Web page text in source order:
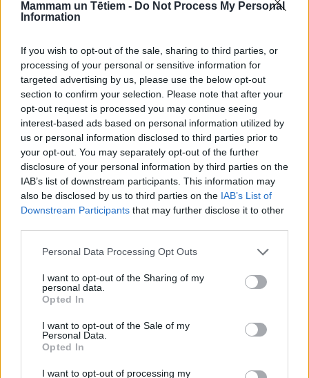
Mammam un Tētiem - Do Not Process My Personal
Information
If you wish to opt-out of the sale, sharing to third parties, or
processing of your personal or sensitive information for
targeted advertising by us, please use the below opt-out
section to confirm your selection. Please note that after your
opt-out request is processed you may continue seeing
interest-based ads based on personal information utilized by
us or personal information disclosed to third parties prior to
your opt-out. You may separately opt-out of the further
disclosure of your personal information by third parties on the
IAB’s list of downstream participants. This information may
also be disclosed by us to third parties on the IAB’s List of
Downstream Participants that may further disclose it to other
Personal Data Processing Opt Outs
I want to opt-out of the Sharing of my
personal data.
Opted In
I want to opt-out of the Sale of my
Personal Data.
Opted In
I want to opt-out of processing my
3. Stāsti, kas ir draudzība.Draugi ir personas, kam
draugiem dalāmies dzīves priekos un bēdās, viņi ļauj
justies mums labi tādiem, kādi esam. Prasme
draudzēties ir nozīmīga gan bērniem, gan
pieaugušajiem. Šo uzdevumu var atvieglot vizuāli
materiāli, kas palīdz bērnam saprast draudzēšanās
būtību, piemēram, krāsošanas uzdevumi:
Izkrāso
draudzību,Izkrāso palīdzēšanu otram,Izkrāso
dalīšanos.
4. Māci atpazīt emocijas.Bērni, kuru vecāki izturas
iejūtīgi un pārrunā ar mazo piedzīvotās emocijas,
Turpretī bērniem, kuru emocijas tiek noliegtas,
izsmietas vai pat par to tiek saņemts sods, ir
grūtības ar pašvērtējumu un problēmas ar emociju
kontroli. Stāsti un rādi, kā emocijas izpaužas: